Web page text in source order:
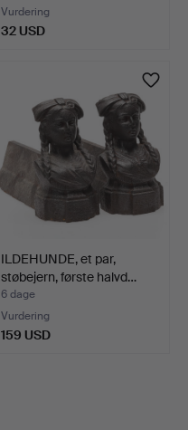
Vurdering
32 USD
ILDEHUNDE, et par,
støbejern, første halvd…
6 dage
Vurdering
159 USD